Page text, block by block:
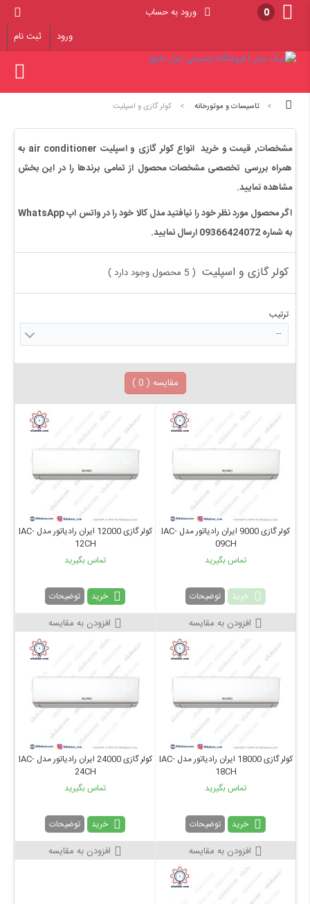
0
ورود به حساب
ورود
ثبت نام
> تاسیسات و موتورخانه > کولر گازی و اسپلیت
مشخصات, قیمت و خرید انواع کولر گازی و اسپلیت air conditioner به
همراه بررسی تخصصی مشخصات محصول از تمامی برندها را در این بخش
مشاهده نمایید.
اگر محصول مورد نظر خود را نیافتید مدل کالا خود را در واتس اپ WhatsApp
به شماره 09366424072 ارسال نمایید.
کولر گازی و اسپلیت ( 5 محصول وجود دارد )
ترتیب
--
مقایسه ( 0
)
کولر گازی 9000 ایران رادیاتور مدل IAC-
09CH
تماس بگیرید
خرید توضیحات
افزودن به مقایسه
کولر گازی 12000 ایران رادیاتور مدل IAC-
12CH
تماس بگیرید
خرید توضیحات
افزودن به مقایسه
کولر گازی 18000 ایران رادیاتور مدل IAC-
18CH
تماس بگیرید
خرید توضیحات
افزودن به مقایسه
کولر گازی 24000 ایران رادیاتور مدل IAC-
24CH
تماس بگیرید
خرید توضیحات
افزودن به مقایسه